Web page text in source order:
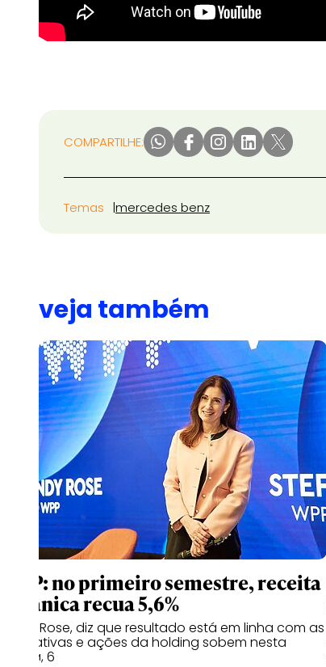
COMPARTILHE:
Temas mercedes benz
veja também
WPP: no primeiro semestre, receita
orgânica recua 5,6%
Cindy Rose, diz que resultado está em linha com as
estimativas e ações da holding sobem nesta
quinta, 6